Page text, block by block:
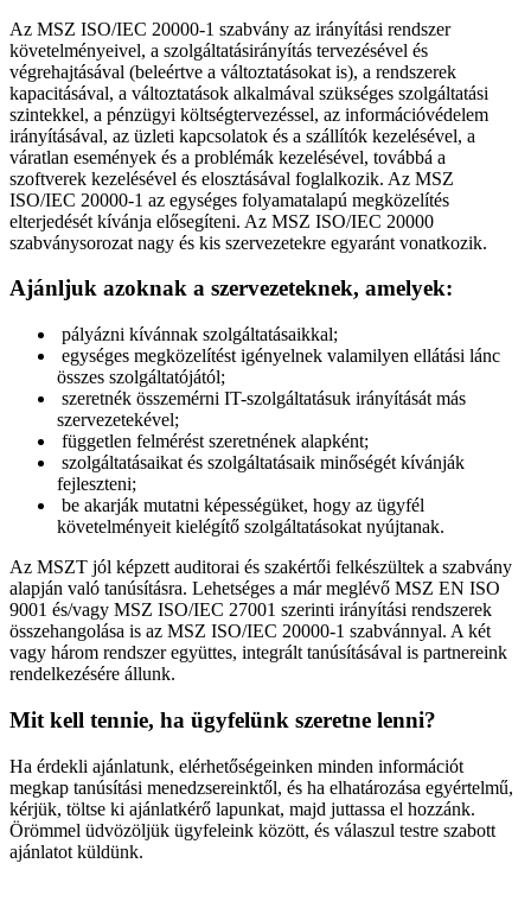
Az MSZ ISO/IEC 20000-1 szabvány az irányítási rendszer
követelményeivel, a szolgáltatásirányítás tervezésével és
végrehajtásával (beleértve a változtatásokat is), a rendszerek
kapacitásával, a változtatások alkalmával szükséges szolgáltatási
szintekkel, a pénzügyi költségtervezéssel, az információvédelem
irányításával, az üzleti kapcsolatok és a szállítók kezelésével, a
váratlan események és a problémák kezelésével, továbbá a
szoftverek kezelésével és elosztásával foglalkozik. Az MSZ
ISO/IEC 20000-1 az egységes folyamatalapú megközelítés
elterjedését kívánja elősegíteni. Az MSZ ISO/IEC 20000
szabványsorozat nagy és kis szervezetekre egyaránt vonatkozik.
Ajánljuk azoknak a szervezeteknek, amelyek:
pályázni kívánnak szolgáltatásaikkal;
egységes megközelítést igényelnek valamilyen ellátási lánc
összes szolgáltatójától;
szeretnék összemérni IT-szolgáltatásuk irányítását más
szervezetekével;
független felmérést szeretnének alapként;
szolgáltatásaikat és szolgáltatásaik minőségét kívánják
fejleszteni;
be akarják mutatni képességüket, hogy az ügyfél
követelményeit kielégítő szolgáltatásokat nyújtanak.
Az MSZT jól képzett auditorai és szakértői felkészültek a szabvány
alapján való tanúsításra. Lehetséges a már meglévő MSZ EN ISO
9001 és/vagy MSZ ISO/IEC 27001 szerinti irányítási rendszerek
összehangolása is az MSZ ISO/IEC 20000-1 szabvánnyal. A két
vagy három rendszer együttes, integrált tanúsításával is partnereink
rendelkezésére állunk.
Mit kell tennie, ha ügyfelünk szeretne lenni?
Ha érdekli ajánlatunk, elérhetőségeinken minden információt
megkap tanúsítási menedzsereinktől, és ha elhatározása egyértelmű,
kérjük, töltse ki ajánlatkérő lapunkat, majd juttassa el hozzánk.
Örömmel üdvözöljük ügyfeleink között, és válaszul testre szabott
ajánlatot küldünk.